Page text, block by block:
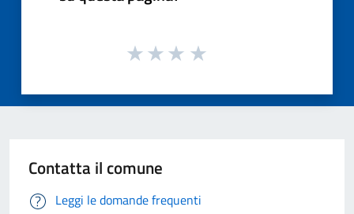
Contatta il comune
Leggi le domande frequenti